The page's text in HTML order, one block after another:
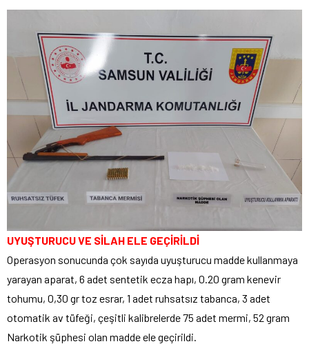
UYUŞTURUCU VE SİLAH ELE GEÇİRİLDİ
Operasyon sonucunda çok sayıda uyuşturucu madde kullanmaya
yarayan aparat, 6 adet sentetik ecza hapı, 0.20 gram kenevir
tohumu, 0,30 gr toz esrar, 1 adet ruhsatsız tabanca, 3 adet
otomatik av tüfeği, çeşitli kalibrelerde 75 adet mermi, 52 gram
Narkotik şüphesi olan madde ele geçirildi.